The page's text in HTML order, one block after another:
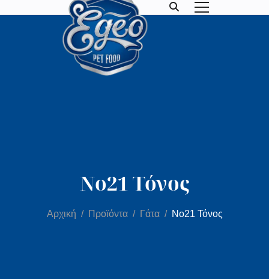
Νο21 Τόνος
Αρχική Προϊόντα Γάτα Νο21 Τόνος